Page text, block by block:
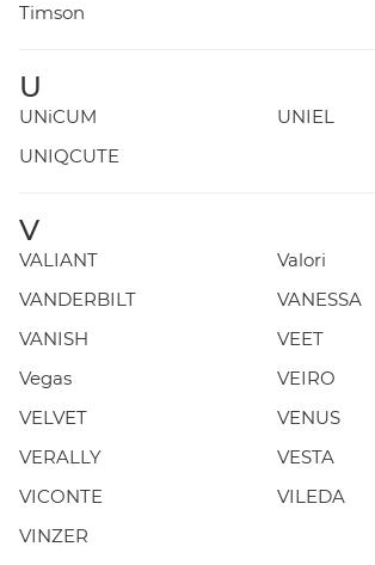
Timson
U
UNiCUM
UNIEL
UNIQCUTE
V
VALIANT
Valori
VANDERBILT
VANESSA
VANISH
VEET
Vegas
VEIRO
VELVET
VENUS
VERALLY
VESTA
VICONTE
VILEDA
VINZER